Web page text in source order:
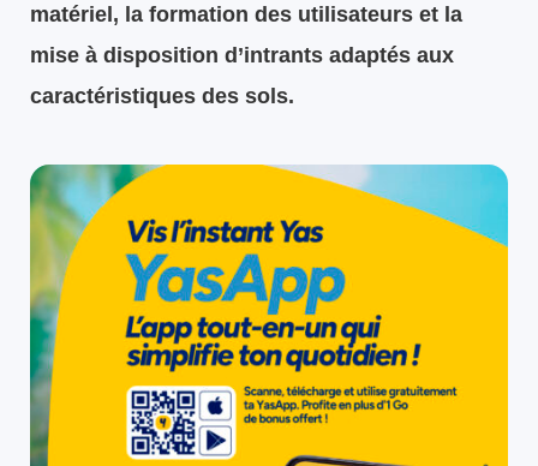
matériel, la formation des utilisateurs et la
mise à disposition d’intrants adaptés aux
caractéristiques des sols.